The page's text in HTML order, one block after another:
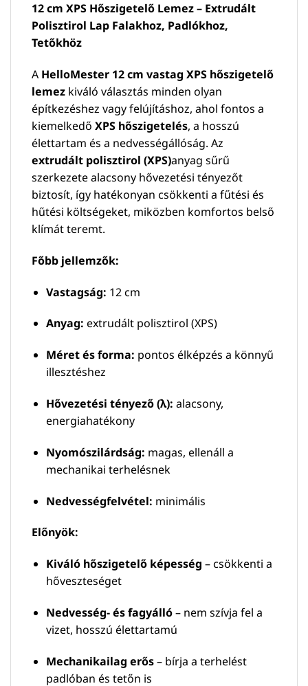
12 cm XPS Hőszigetelő Lemez – Extrudált
Polisztirol Lap Falakhoz, Padlókhoz,
Tetőkhöz
A HelloMester 12 cm vastag XPS hőszigetelő
lemez kiváló választás minden olyan
építkezéshez vagy felújításhoz, ahol fontos a
kiemelkedő XPS hőszigetelés, a hosszú
élettartam és a nedvességállóság. Az
extrudált polisztirol (XPS)anyag sűrű
szerkezete alacsony hővezetési tényezőt
biztosít, így hatékonyan csökkenti a fűtési és
hűtési költségeket, miközben komfortos belső
klímát teremt.
Főbb jellemzők:
Vastagság: 12 cm
Anyag: extrudált polisztirol (XPS)
Méret és forma: pontos élképzés a könnyű
illesztéshez
Hővezetési tényező (λ): alacsony,
energiahatékony
Nyomószilárdság: magas, ellenáll a
mechanikai terhelésnek
Nedvességfelvétel: minimális
Előnyök:
Kiváló hőszigetelő képesség – csökkenti a
hőveszteséget
Nedvesség- és fagyálló– nem szívja fel a
vizet, hosszú élettartamú
Mechanikailag erős– bírja a terhelést
padlóban és tetőn is